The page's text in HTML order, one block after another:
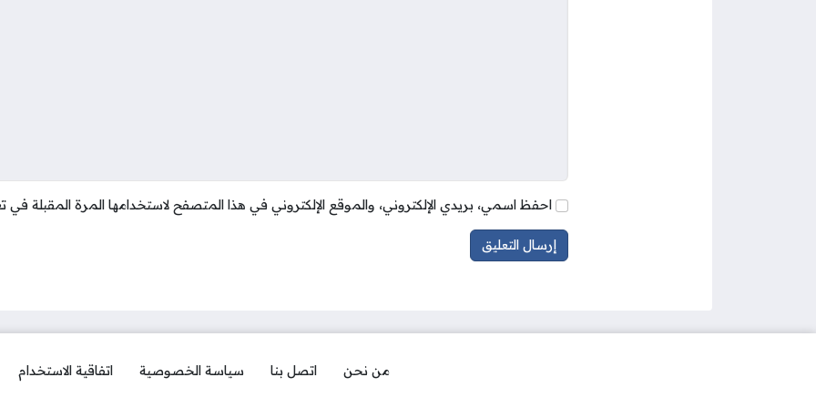
احفظ اسمي، بريدي الإلكتروني، والموقع الإلكتروني في هذا المتصفح لاستخدامها المرة المقبلة في
من نحن اتصل بنا سياسة الخصوصية اتفاقية الاستخدام